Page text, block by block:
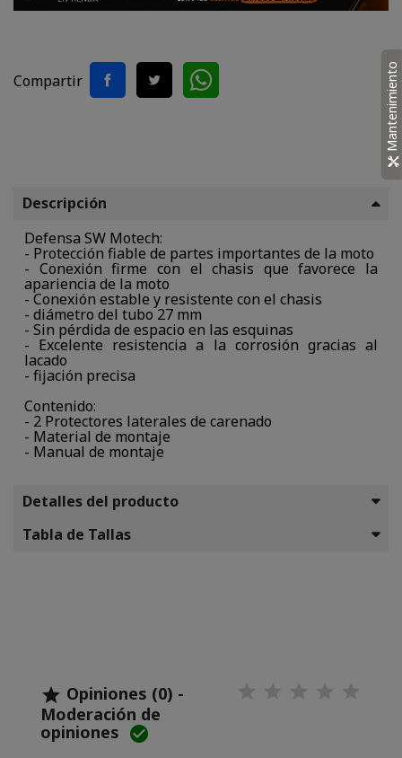
Compartir
Descripción
Defensa SW Motech:
- Protección fiable de partes importantes de la moto
- Conexión firme con el chasis que favorece la
apariencia de la moto
- Conexión estable y resistente con el chasis
- diámetro del tubo 27 mm
- Sin pérdida de espacio en las esquinas
- Excelente resistencia a la corrosión gracias al
lacado
- fijación precisa
Contenido:
- 2 Protectores laterales de carenado
- Material de montaje
- Manual de montaje
Detalles del producto
Tabla de Tallas
 Opiniones (0) -
Moderación de
opiniones 
Mantenimiento